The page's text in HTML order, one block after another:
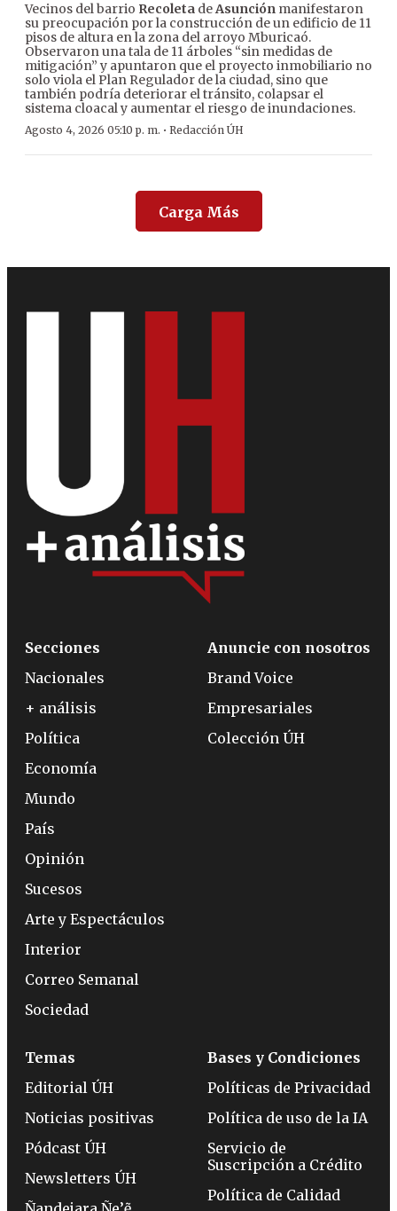
Vecinos del barrio Recoleta deAsunción manifestaron
su preocupación por la construcción de un edificio de 11
pisos de altura en la zona del arroyo Mburicaó.
Observaron una tala de 11 árboles “sin medidas de
mitigación” y apuntaron que el proyecto inmobiliario no
solo viola el Plan Regulador de la ciudad, sino que
también podría deteriorar el tránsito, colapsar el
sistema cloacal y aumentar el riesgo de inundaciones.
Agosto 4, 2026 05:10 p. m. · Redacción ÚH
Carga Más
Secciones
Nacionales
+ análisis
Política
Economía
Mundo
País
Opinión
Sucesos
Arte y Espectáculos
Interior
Correo Semanal
Sociedad
Anuncie con nosotros
Brand Voice
Empresariales
Colección ÚH
Temas
Editorial ÚH
Noticias positivas
Pódcast ÚH
Newsletters ÚH
Bases y Condiciones
Políticas de Privacidad
Política de uso de la IA
Servicio de
Suscripción a Crédito
Política de Calidad